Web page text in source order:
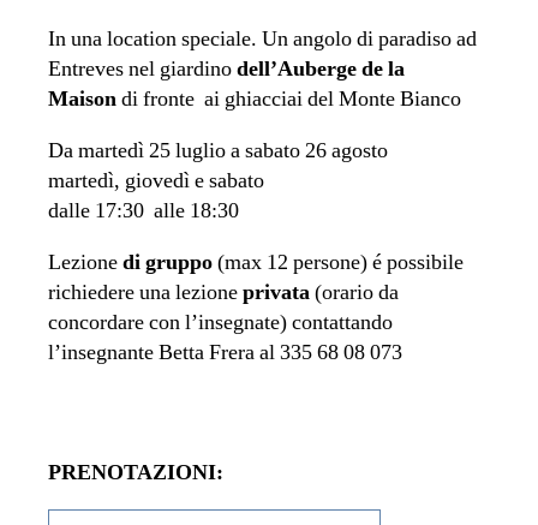
In una location speciale. Un angolo di paradiso ad
Entreves nel giardinodell’Auberge de la
Maisondi fronte ai ghiacciai del Monte Bianco
Da martedì 25 luglio a sabato 26 agosto
martedì, giovedì e sabato
dalle 17:30 alle 18:30
Lezionedi gruppo(max 12 persone) é possibile
richiedere una lezioneprivata(orario da
concordare con l’insegnate) contattando
l’insegnante Betta Frera al 335 68 08 073
PRENOTAZIONI: